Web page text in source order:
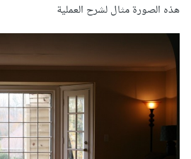
هذه الصورة مثال لشرح العملية